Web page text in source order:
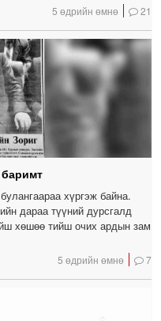
5 өдрийн өмнө 21
хүргэж байна.
дараа түүний дурсгалд
хөшөө тийш очих ардын зам
5 өдрийн өмнө 7